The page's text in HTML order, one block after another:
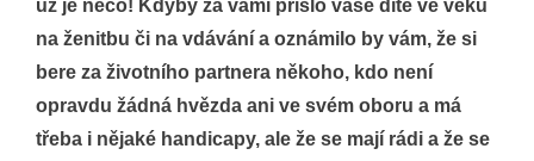
už je něco! Kdyby za vámi přišlo vaše dítě ve věku
na ženitbu či na vdávání a oznámilo by vám, že si
bere za životního partnera někoho, kdo není
opravdu žádná hvězda ani ve svém oboru a má
třeba i nějaké handicapy, ale že se mají rádi a že se